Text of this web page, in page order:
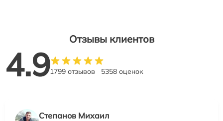
Отзывы клиентов
4.91799 отзывов 5358 оценок
Степанов Михаил